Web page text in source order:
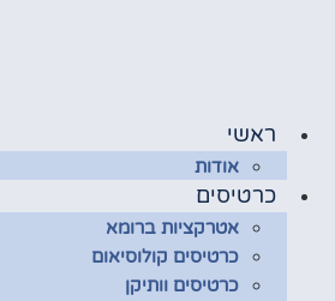
ראשי
אודות
כרטיסים
אטרקציות ברומא
כרטיסים קולוסיאום
כרטיסים וותיקן